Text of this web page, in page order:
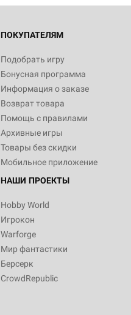
ПОКУПАТЕЛЯМ
Подобрать игру
Бонусная программа
Информация о заказе
Возврат товара
Помощь с правилами
Архивные игры
Товары без скидки
Мобильное приложение
НАШИ ПРОЕКТЫ
Hobby World
Игрокон
Warforge
Мир фантастики
Берсерк
CrowdRepublic